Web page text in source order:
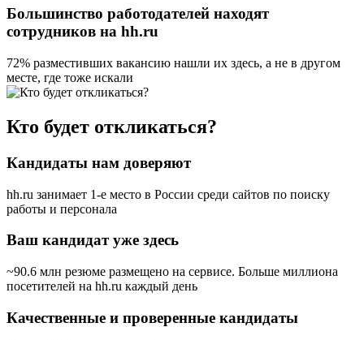
Большинство работодателей находят
сотрудников на hh.ru
72% разместивших вакансию нашли их здесь, а не в другом
месте, где тоже искали
Кто будет откликаться?
Кандидаты нам доверяют
hh.ru занимает 1-е место в России среди сайтов по поиску
работы и персонала
Ваш кандидат уже здесь
~90.6 млн резюме размещено на сервисе. Больше миллиона
посетителей на hh.ru каждый день
Качественные и проверенные кандидаты